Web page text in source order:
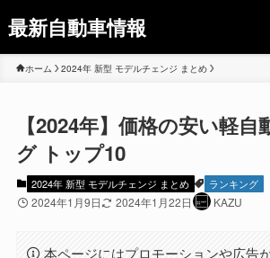
最新自動車情報
ホーム 2024年 新型 モデルチェンジ まとめ
【2024年】価格の安い軽
グ トップ10
2024年 新型 モデルチェンジ まとめ ランキング
2024年1月9日 2024年1月22日 KAZU
本ページにはプロモーションや広告